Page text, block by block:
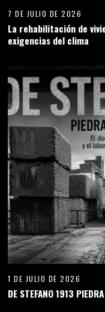
7 DE JULIO DE 2026
La rehabilitación de
exigencias del clima
1 DE JULIO DE 2026
DE STEFANO 1913